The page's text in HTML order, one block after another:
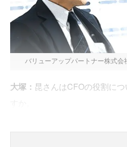
バリューアップパートナー株式
大塚： 昆さんはCFOの役割に